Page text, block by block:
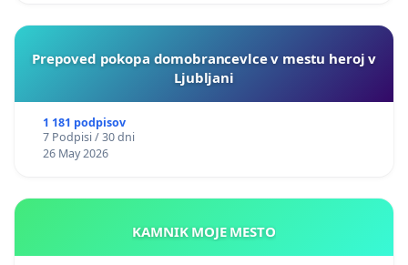
Prepoved pokopa domobrancevlce v mestu heroj v
Ljubljani
1 181 podpisov
7 Podpisi / 30 dni
26 May 2026
KAMNIK MOJE MESTO